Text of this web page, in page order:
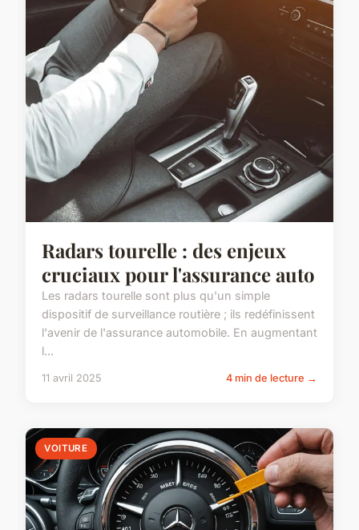
Radars tourelle : des enjeux
cruciaux pour l'assurance auto
Les radars tourelle sont plus qu'un simple
dispositif de surveillance routière ; ils redéfinissent
l'avenir de l'assurance automobile. En augmentant
l...
11 avril 2025 4 min de lecture →
VOITURE